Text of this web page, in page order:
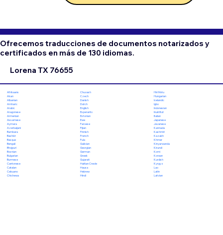
Ofrecemos traducciones de documentos notarizados y
certificados en más de 130 idiomas.
Lorena TX 76655
Afrikaans
Akan
Albanian
Amharic
Arabic
Aragonese
Armenian
Assamese
Aymara
Azerbaijani
Bambara
Bashkir
Basque
Bengali
Bhojpuri
Bosnian
Bulgarian
Burmese
Cantonese
Catalan
Cebuano
Chichewa
Chuvash
Czech
Danish
Dutch
English
Esperanto
Estonian
Ewe
Faroese
Fijian
Finnish
French
Fula
Galician
Georgian
German
Greek
Gujarati
Haitian Creole
Hausa
Hebrew
Hindi
Hiri Motu
Hungarian
Icelandic
Igbo
Indonesian
Inuktitut
Italian
Japanese
Javanese
Kannada
Kashmiri
Kazakh
Khmer
Kinyarwanda
Kirundi
Komi
Korean
Kurdish
Kyrgyz
Lao
Latin
Latvian